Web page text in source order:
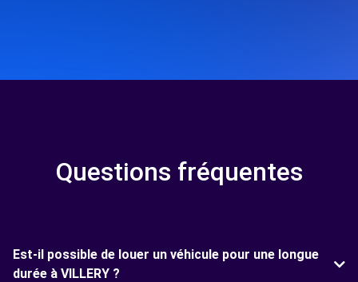
Questions fréquentes
Est-il possible de louer un véhicule pour une longue
durée à VILLERY ?